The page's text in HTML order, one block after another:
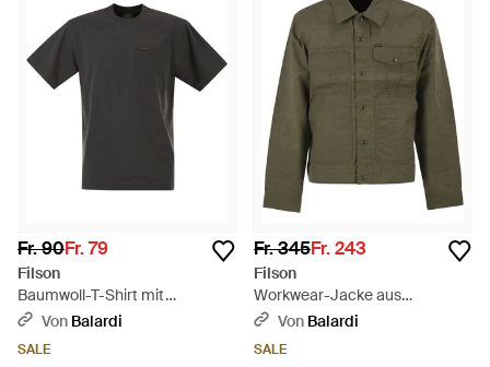
Fr. 90Fr. 79
Filson
Baumwoll-T-Shirt mit
aufgesetzter Tasche - Schwarz
Von Balardi
SALE
Fr. 345Fr. 243
Filson
Workwear-Jacke aus
Baumwolle mit Utility-Taschen
Von Balardi
SALE